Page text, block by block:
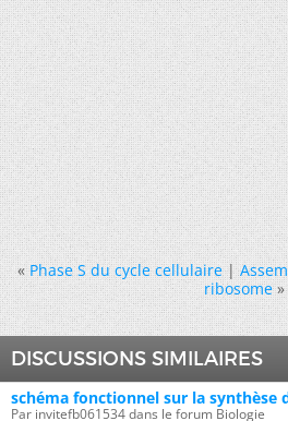
« Phase S du cycle cellulaire|
ribosome »
DISCUSSIONS SIMILAIRES
schéma fonctionnel sur la synthèse
Par invitefb061534 dans le forum Biologie